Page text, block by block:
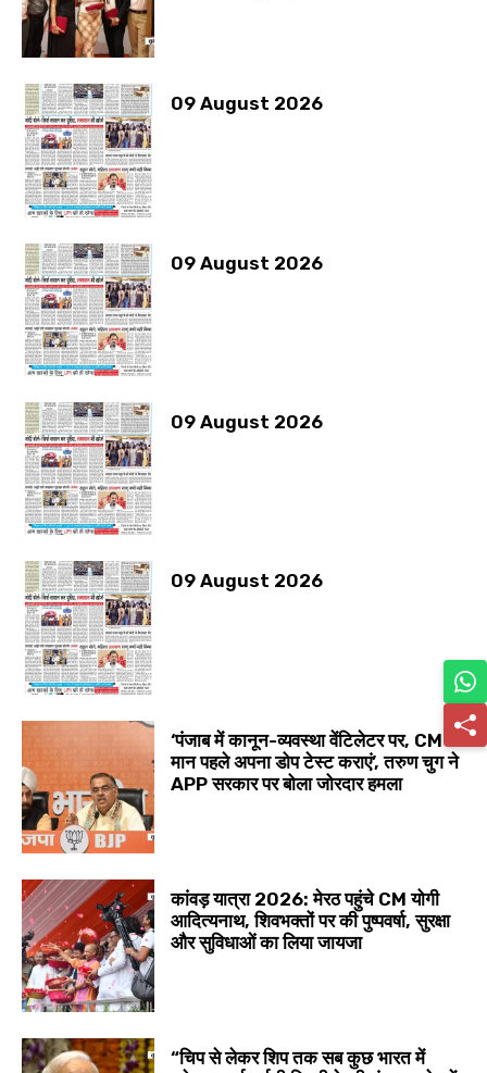
09 August 2026
09 August 2026
09 August 2026
09 August 2026
‘पंजाब में कानून-व्यवस्था वेंटिलेटर पर, CM
मान पहले अपना डोप टेस्ट कराएं’, तरुण चुग ने
APP सरकार पर बोला जोरदार हमला
कांवड़ यात्रा 2026: मेरठ पहुंचे CM योगी
आदित्यनाथ, शिवभक्तों पर की पुष्पवर्षा, सुरक्षा
और सुविधाओं का लिया जायजा
“चिप से लेकर शिप तक सब कुछ भारत में